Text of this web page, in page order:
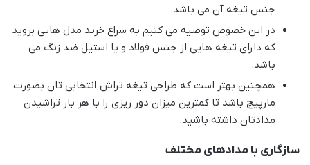
جنس تیغه آن می باشد.
در این خصوص توصیه می کنیم به سراغ خرید مدل هایی بروید
که دارای تیغه هایی از جنس فولاد و یا استیل ضد زنگ می
باشد.
همچنین بهتر است که طراحی تیغه تراش انتخابی تان بصورت
مارپیچ باشد تا کمترین میزان دور ریزی را با هر بار تراشیدن
مدادتان داشته باشید.
سازگاری با مدادهای مختلف